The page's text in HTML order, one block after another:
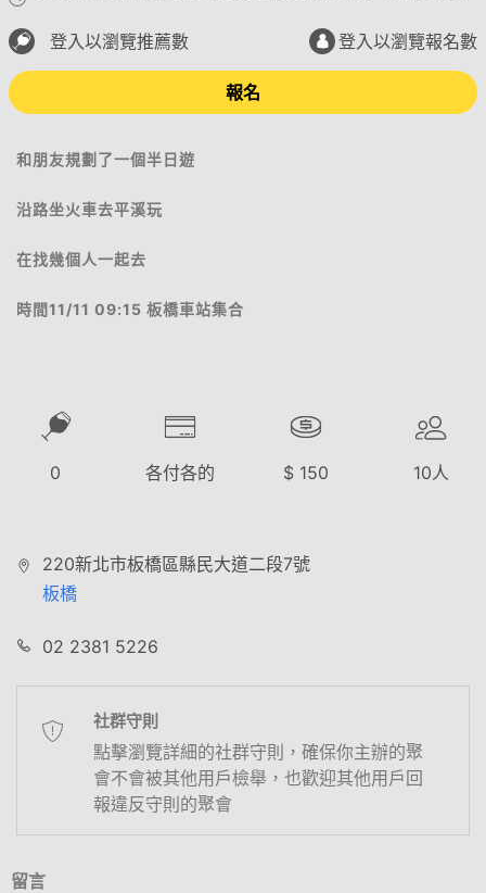
登入以瀏覽推薦數 登入以瀏覽報名數
報名
和朋友規劃了一個半日遊
沿路坐火車去平溪玩
在找幾個人一起去
時間11/11 09:15 板橋車站集合
0 各付各的 $ 150 10人
220新北市板橋區縣民大道二段7號
板橋
02 2381 5226
社群守則
點擊瀏覽詳細的社群守則，確保你主辦的聚
會不會被其他用戶檢舉，也歡迎其他用戶回
報違反守則的聚會
留言